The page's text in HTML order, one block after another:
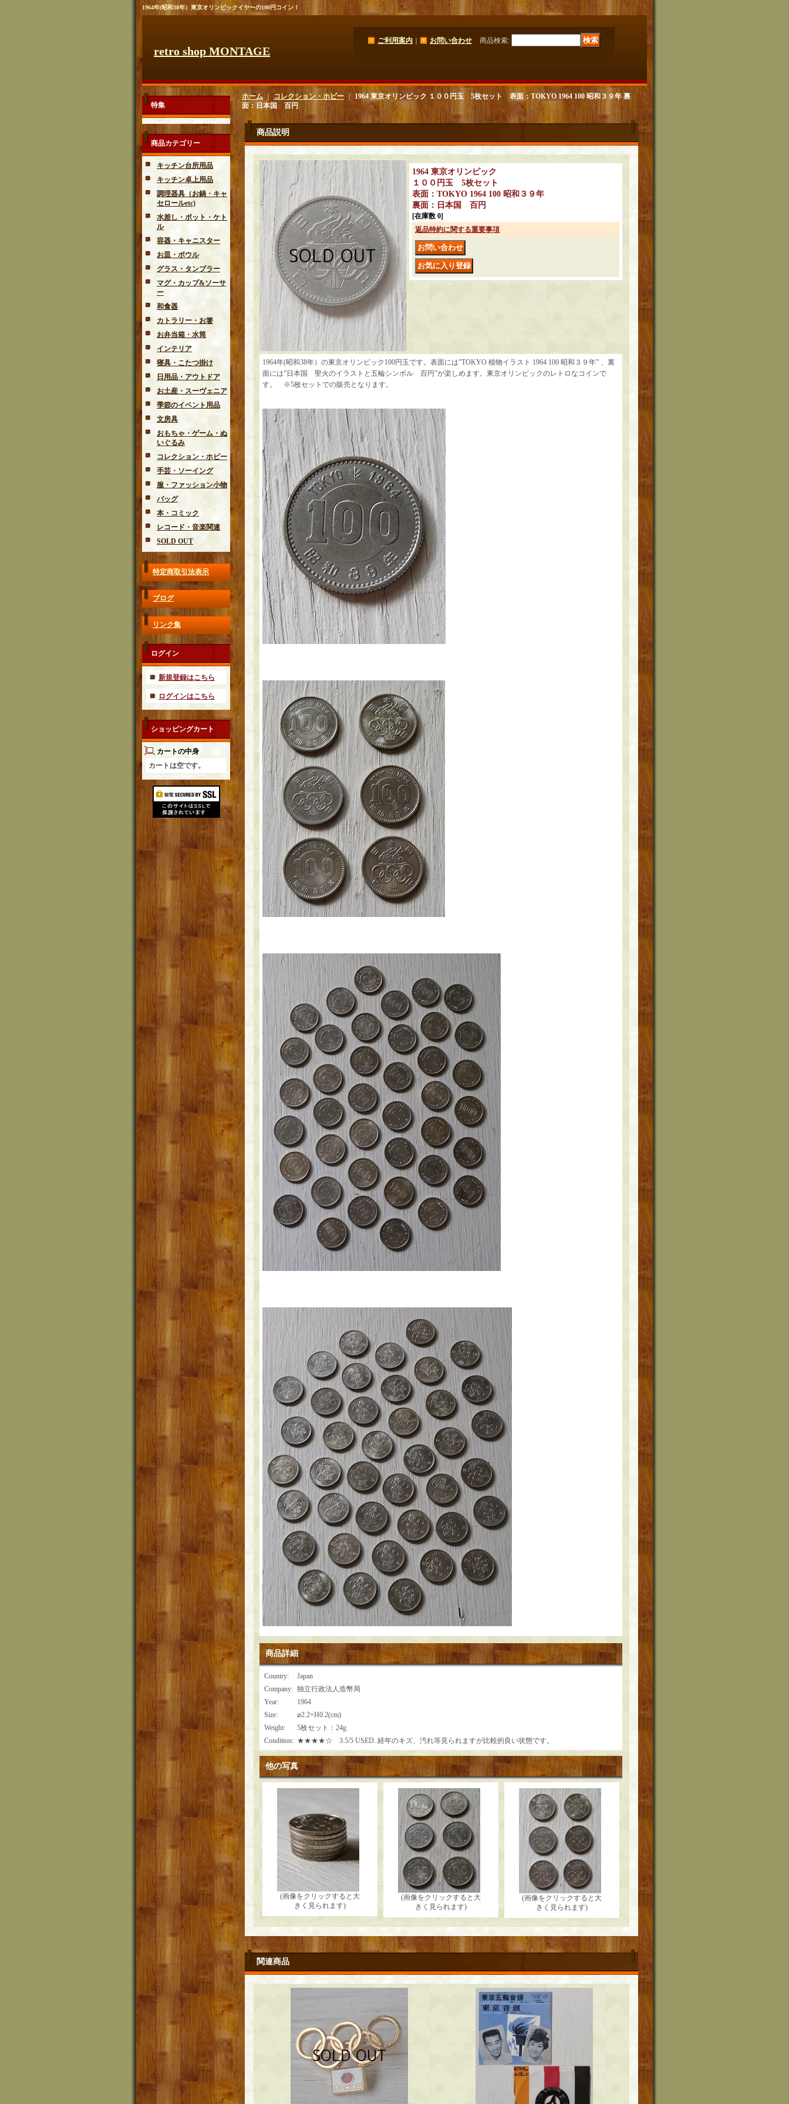
1964年(昭和38年）東京オリンピックイヤーの100円コイン！
retro shop MONTAGE
ご利用案内 お問い合わせ 商品検索:
特集
商品カテゴリー
キッチン台所用品
キッチン卓上用品
調理器具（お鍋・キャ
セロールetc)
水差し・ポット・ケト
ル
容器・キャニスター
お皿・ボウル
グラス・タンブラー
マグ・カップ&ソーサ
ー
和食器
カトラリー・お箸
お弁当箱・水筒
インテリア
寝具・こたつ掛け
日用品・アウトドア
お土産・スーヴェニア
季節のイベント用品
文房具
おもちゃ・ゲーム・ぬ
いぐるみ
コレクション・ホビー
手芸・ソーイング
服・ファッション小物
バッグ
本・コミック
レコード・音楽関連
SOLD OUT
特定商取引法表示
ブログ
リンク集
ログイン
新規登録はこちら
ログインはこちら
ショッピングカート
カートの中身
カートは空です。
ホーム｜ コレクション・ホビー ｜ 1964 東京オリンピック １００円玉 5枚セット 表面：TOKYO 1964 100 昭和３９年 裏
面：日本国 百円
商品説明
1964 東京オリンピック
１００円玉 5枚セット
表面：TOKYO 1964 100 昭和３９年
裏面：日本国 百円
[在庫数 0]
返品特約に関する重要事項
1964年(昭和38年）の東京オリンピック100円玉です。表面には”TOKYO 植物イラスト 1964 100 昭和３９年” 、裏
面には”日本国 聖火のイラストと五輪シンボル 百円”が楽しめます。東京オリンピックのレトロなコインで
す。 ※5枚セットでの販売となります。
商品詳細
Country:
Japan
Company: 独立行政法人造幣局
Year:
1964
Size:
⌀2.2×H0.2(cm)
Weight:
5枚セット：24g
Condition: ★★★★☆ 3.5/5 USED. 経年のキズ、汚れ等見られますが比較的良い状態です。
他の写真
(画像をクリックすると大
きく見られます)
(画像をクリックすると大
きく見られます)
(画像をクリックすると大
きく見られます)
関連商品